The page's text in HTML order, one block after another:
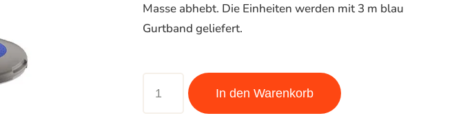
Masse abhebt. Die Einheiten werden mit 3 m blau
Gurtband geliefert.
In den Warenkorb